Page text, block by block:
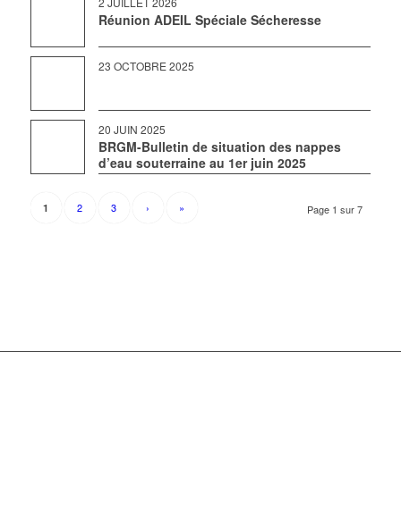
Réunion ADEIL Spéciale Sécheresse
23 OCTOBRE 2025
20 JUIN 2025
BRGM-Bulletin de situation des nappes
d’eau souterraine au 1er juin 2025
Page 1 sur 7
1 2 3 › »